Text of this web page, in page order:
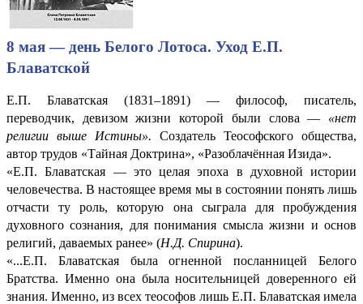
8 мая — день Белого Лотоса. Уход Е.П.
Блаватской
Е.П. Блаватская (1831–1891) — философ, писатель,
переводчик, девизом жизни которой были слова — «нет
религии выше Истины». Создатель Теософского общества,
автор трудов «Тайная Доктрина», «Разоблачённая Изида».
«Е.П. Блаватская — это целая эпоха в духовной истории
человечества. В настоящее время мы в состоянии понять лишь
отчасти ту роль, которую она сыграла для пробуждения
духовного сознания, для понимания смысла жизни и основ
религий, даваемых ранее» (Н.Д. Спирина).
«...Е.П. Блаватская была огненной посланницей Белого
Братства. Именно она была носительницей доверенного ей
знания. Именно, из всех теософов лишь Е.П. Блаватская имела